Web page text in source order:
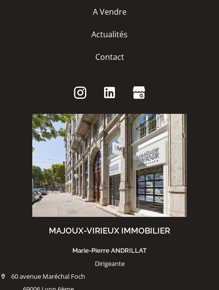
A Vendre
Actualités
Contact
MAJOUX-VIRIEUX IMMOBILIER
Marie-Pierre ANDRILLAT
Dirigeante
60 avenue Maréchal Foch